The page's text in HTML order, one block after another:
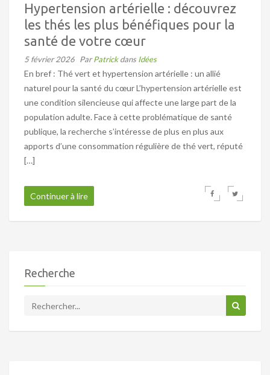
Hypertension artérielle : découvrez
les thés les plus bénéfiques pour la
santé de votre cœur
5 février 2026 ParPatrickdans Idées
En bref : Thé vert et hypertension artérielle : un allié
naturel pour la santé du cœur L’hypertension artérielle est
une condition silencieuse qui affecte une large part de la
population adulte. Face à cette problématique de santé
publique, la recherche s’intéresse de plus en plus aux
apports d’une consommation régulière de thé vert, réputé
[…]
Continuer à lire
Recherche